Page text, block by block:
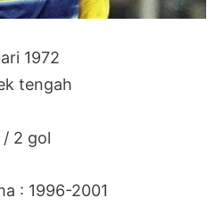
1972
tengah
/ 2 gol
: 1996-2001